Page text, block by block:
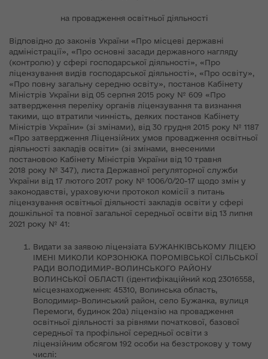
на провадження освітньої діяльності
Відповідно до законів України «Про місцеві державні
адміністрації», «Про основні засади державного нагляду
(контролю) у сфері господарської діяльності», «Про
ліцензування видів господарської діяльності», «Про освіту»,
«Про повну загальну середню освіту», постанов Кабінету
Міністрів України від 05 серпня 2015 року № 609 «Про
затвердження переліку органів ліцензування та визнання
такими, що втратили чинність, деяких постанов Кабінету
Міністрів України» (зі змінами), від 30 грудня 2015 року № 1187
«Про затвердження Ліцензійних умов провадження освітньої
діяльності закладів освіти» (зі змінами, внесеними
постановою Кабінету Міністрів України від 10 травня
2018 року № 347), листа Державної регуляторної служби
України від 17 лютого 2017 року № 1006/0/20-17 щодо змін у
законодавстві, ураховуючи протокол комісії з питань
ліцензування освітньої діяльності закладів освіти у сфері
дошкільної та повної загальної середньої освіти від 13 липня
2021 року № 41:
Видати за заявою ліцензіата БУЖАНКІВСЬКОМУ ЛІЦЕЮ
ІМЕНІ МИКОЛИ КОРЗОНЮКА ПОРОМІВСЬКОЇ СІЛЬСЬКОЇ
РАДИ ВОЛОДИМИР-ВОЛИНСЬКОГО РАЙОНУ
ВОЛИНСЬКОЇ ОБЛАСТІ (ідентифікаційний код 23016558,
місцезнаходження: 45310, Волинська область,
Володимир-Волинський район, село Бужанка, вулиця
Перемоги, будинок 20а) ліцензію на провадження
освітньої діяльності за рівнями початкової, базової
середньої та профільної середньої освіти з
ліцензійним обсягом 192 особи на безстрокову у тому
числі: